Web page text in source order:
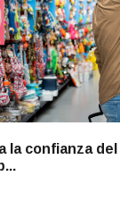
la confianza